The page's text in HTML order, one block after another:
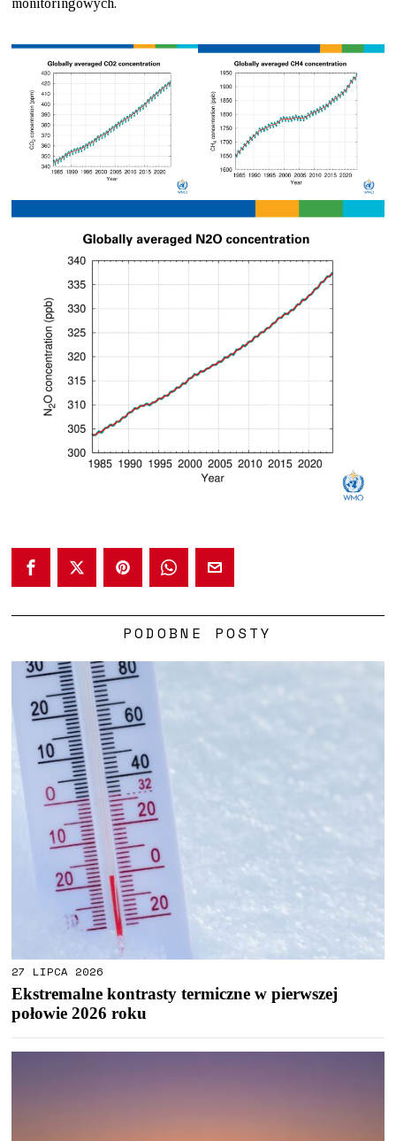
PODOBNE POSTY
27 LIPCA 2026
Ekstremalne kontrasty termiczne w pierwszej
połowie 2026 roku